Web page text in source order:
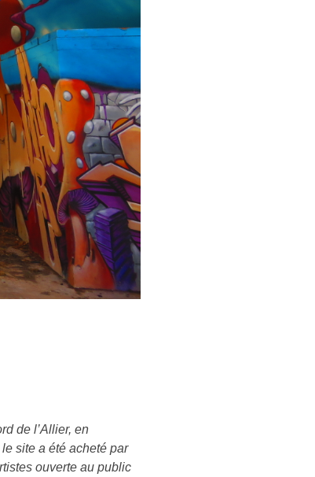
de l’Allier, en
site a été acheté par
ouverte au public